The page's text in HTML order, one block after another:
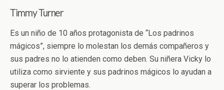
Timmy Turner
Es un niño de 10 años protagonista de “Los padrinos
mágicos”, siempre lo molestan los demás compañeros y
sus padres no lo atienden como deben. Su niñera Vicky lo
utiliza como sirviente y sus padrinos mágicos lo ayudan a
superar los problemas.